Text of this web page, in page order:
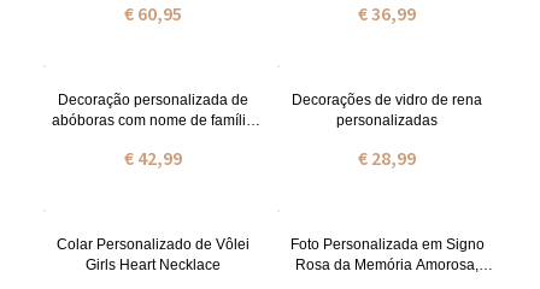
namorado, dia das mães,
€ 60,95 € 36,99
Decoração personalizada de
abóboras com nome de família
Graças
€ 42,99
Decorações de vidro de rena
personalizadas
€ 28,99
Colar Personalizado de Vôlei
Girls Heart Necklace
Foto Personalizada em Signo
Rosa da Memória Amorosa,